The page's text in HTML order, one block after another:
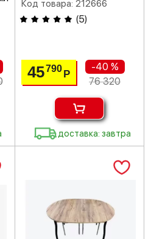
Код товара: 212666
(5)
45790 Р
-40 %
76 320
доставка: завтра